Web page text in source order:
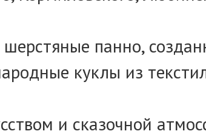
панно,
куклы из
и сказочной